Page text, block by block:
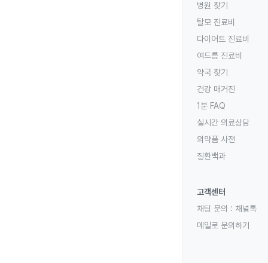
병원 찾기
탈모 진료비
다이어트 진료비
여드름 진료비
약국 찾기
건강 매거진
1분 FAQ
실시간 의료상담
의약품 사전
질환백과
고객센터
채팅 문의 : 채널톡
메일로 문의하기